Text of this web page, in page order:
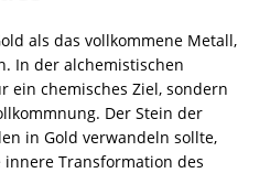
als das vollkommene Metall,
In der alchemistischen
ein chemisches Ziel, sondern
Der Stein der
in Gold verwandeln sollte,
Transformation des